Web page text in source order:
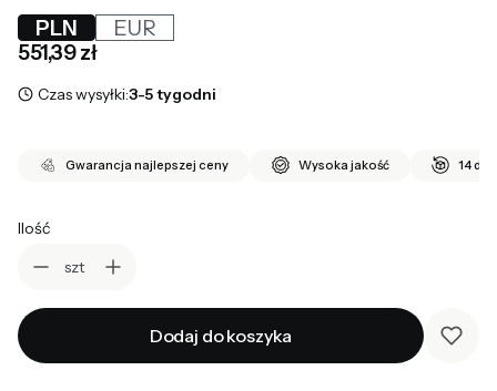
PLN
EUR
Cena
551,39 zł
Czas wysyłki:3-5 tygodni
Gwarancja najlepszej ceny Wysoka jakość 14 dni
Ilość
szt
Dodaj do koszyka